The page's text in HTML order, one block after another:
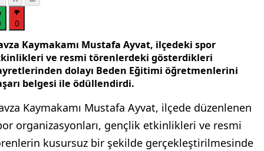
0
Kaymakamı Mustafa Ayvat, ilçedeki spor
ve resmi törenlerdeki gösterdikleri
dolayı Beden Eğitimi öğretmenlerini
belgesi ile ödüllendirdi.
Kaymakamı Mustafa Ayvat, ilçede düzenlenen
organizasyonları, gençlik etkinlikleri ve resmi
kusursuz bir şekilde gerçekleştirilmesinde